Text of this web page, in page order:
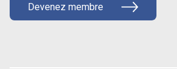
Devenez membre